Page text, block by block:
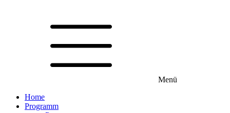
Menü
Home
Programm